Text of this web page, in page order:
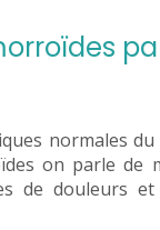
normales du
on parle de
de douleurs